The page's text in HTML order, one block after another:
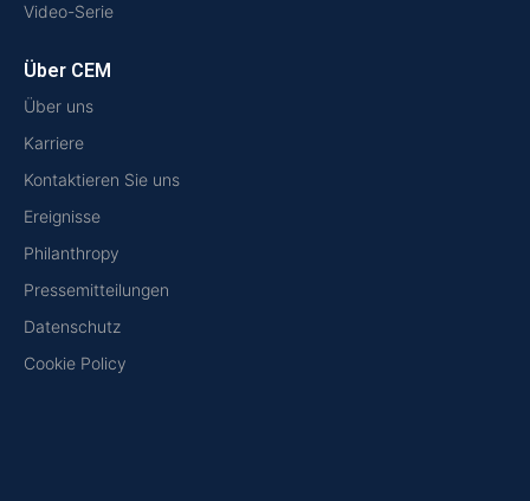
Video-Serie
Über CEM
Über uns
Karriere
Kontaktieren Sie uns
Ereignisse
Philanthropy
Pressemitteilungen
Datenschutz
Cookie Policy